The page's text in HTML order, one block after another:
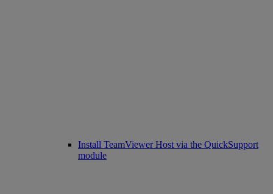
Install TeamViewer Host via the QuickSupport
module